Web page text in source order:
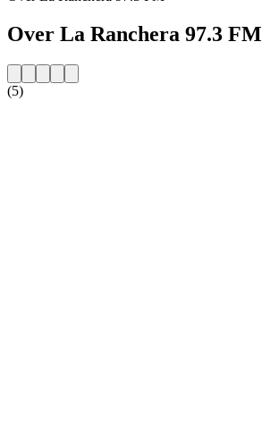
Over La Ranchera 97.3 FM
(5)